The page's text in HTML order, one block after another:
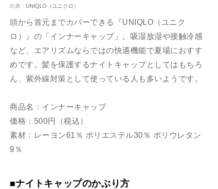
出典： UNIQLO（ユニクロ）
頭から首元までカバーできる『UNIQLO（ユニク
ロ）』の「インナーキャップ」。吸湿放湿や接触冷感
など、エアリズムならではの快適機能で夏場におすす
めです。髪を保護するナイトキャップとしてはもちろ
ん、紫外線対策として使っている人も多いようです。
商品名：インナーキャップ
価格：500円（税込）
素材：レーヨン61％ ポリエステル30％ ポリウレタン
9％
■ナイトキャップのかぶり方